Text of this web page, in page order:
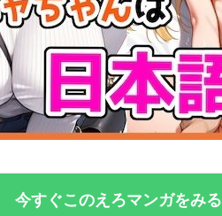
今すぐこのえろマンガをみる